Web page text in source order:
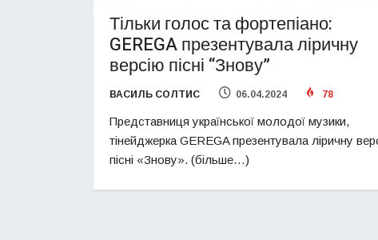
Тільки голос та фортепіано:
GEREGA презентувала ліричну
версію пісні “Знову”
ВАСИЛЬ СОЛТИС 06.04.2024 78
Представниця української молодої музики,
тінейджерка GEREGA презентувала ліричну
пісні «Знову». (більше…)